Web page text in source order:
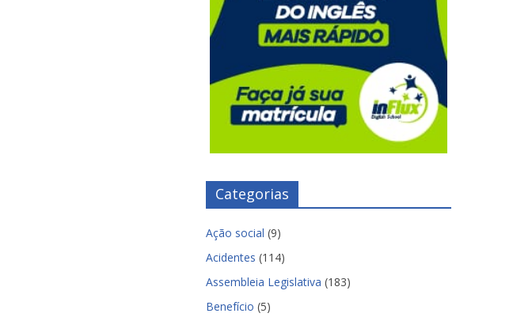
Categorias
Ação social (9)
Acidentes (114)
Assembleia Legislativa (183)
Benefício (5)